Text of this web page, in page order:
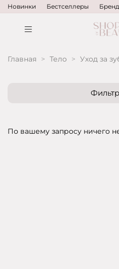
Новинки Бестселлеры
Главная Тело Уход за
По вашему запросу ничего